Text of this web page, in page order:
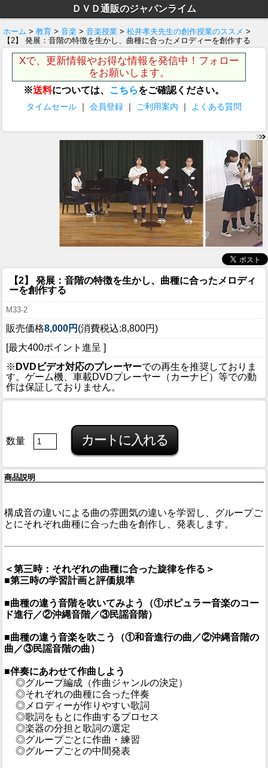
ＤＶＤ通販のジャパンライム
ホーム > 教育 > 音楽 > 音楽授業 > 松井孝夫先生の創作授業のススメ >
【2】 発展：音階の特徴を生かし、曲種に合ったメロディーを創作する
Xで、更新情報やお得な情報を発信中！フォロー
をお願いします。
※送料については、 こちらをご確認ください。
タイムセール ｜ 会員登録 ｜ ご利用案内 ｜ よくある質問
【2】 発展：音階の特徴を生かし、曲種に合ったメロディ
ーを創作する
M33-2
販売価格8,000円 (消費税込:8,800円)
[最大400ポイント進呈 ]
※ DVDビデオ対応のプレーヤーでの再生を推奨しておりま
す。ゲーム機、車載DVDプレーヤー（カーナビ）等での動
作は保証しておりません。
数量
商品説明
構成音の違いによる曲の雰囲気の違いを学習し、グループご
とにそれぞれ曲種に合った曲を創作し、発表します。
＜第三時：それぞれの曲種に合った旋律を作る＞
■第三時の学習計画と評価規準
■曲種の違う音階を吹いてみよう（①ポピュラー音楽のコー
ド進行／②沖縄音階／③民謡音階）
■曲種の違う音楽を吹こう（①和音進行の曲／②沖縄音階の
曲／③民謡音階の曲）
■伴奏にあわせて作曲しよう
◎グループ編成（作曲ジャンルの決定）
◎それぞれの曲種に合った伴奏
◎メロディーが作りやすい歌詞
◎歌詞をもとに作曲するプロセス
◎楽器の分担と歌詞の選定
◎グループごとに作曲・練習
◎グループごとの中間発表